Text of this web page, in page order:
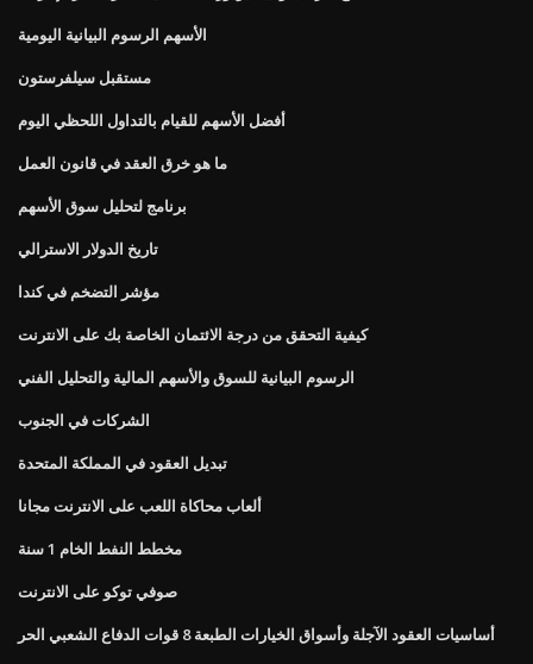
الأسهم الرسوم البيانية اليومية
مستقبل سيلفرستون
أفضل الأسهم للقيام بالتداول اللحظي اليوم
ما هو خرق العقد في قانون العمل
برنامج لتحليل سوق الأسهم
تاريخ الدولار الاسترالي
مؤشر التضخم في كندا
كيفية التحقق من درجة الائتمان الخاصة بك على الانترنت
الرسوم البيانية للسوق والأسهم المالية والتحليل الفني
الشركات في الجنوب
تبديل العقود في المملكة المتحدة
ألعاب محاكاة اللعب على الانترنت مجانا
مخطط النفط الخام 1 سنة
صوفي توكو على الانترنت
أساسيات العقود الآجلة وأسواق الخيارات الطبعة 8 قوات الدفاع الشعبي الحر